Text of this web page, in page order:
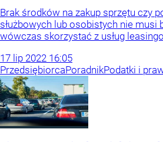
Brak środków na zakup sprzętu czy
służbowych lub osobistych nie musi
wówczas skorzystać z usług
17 lip 2022 16:05
PrzedsiębiorcaPoradnikPodatki i